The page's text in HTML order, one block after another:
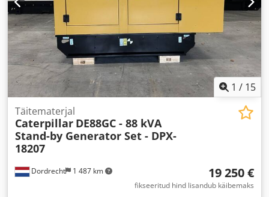
1 / 15
Dordrecht 1 487 km
Täitematerjal
Caterpillar DE88GC - 88 kVA
Stand-by Generator Set - DPX-
18207
19 250 €
fikseeritud hind lisandub käibemaks